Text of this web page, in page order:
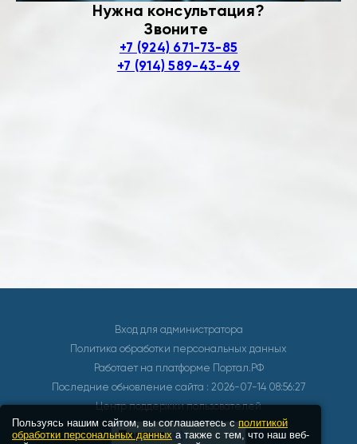
Пользуясь нашим сайтом, вы соглашаетесь сполитикой
обработки персональных данных а также с тем, что наш веб-
Нужна консультация?
Звоните
+7 (924) 671-73-85
+7 (914) 589-43-49
Вход для администратора
Политика обработки персональных данных
Работает на платформе Портал.РФ
Последние обновление сайта : 2026-07-14 08:56:27
Центр поддержки пользователей